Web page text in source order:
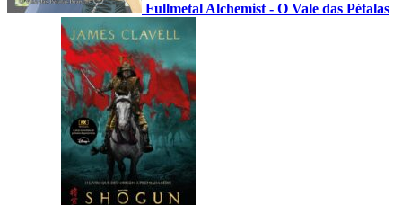
Fullmetal Alchemist - O Vale das Pétalas